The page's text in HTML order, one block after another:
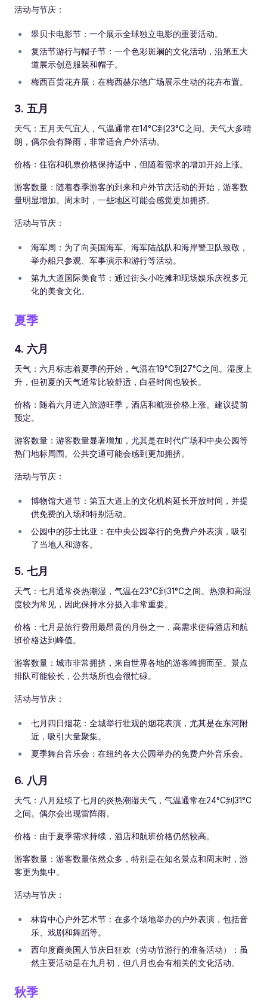
活动与节庆：
翠贝卡电影节：一个展示全球独立电影的重要活动。
复活节游行与帽子节：一个色彩斑斓的文化活动，沿第五大
道展示创意服装和帽子。
梅西百货花卉展：在梅西赫尔德广场展示生动的花卉布置。
3. 五月
天气：五月天气宜人，气温通常在14°C到23°C之间。天气大多晴
朗，偶尔会有降雨，非常适合户外活动。
价格：住宿和机票价格保持适中，但随着需求的增加开始上涨。
游客数量：随着春季游客的到来和户外节庆活动的开始，游客数
量明显增加。周末时，一些地区可能会感觉更加拥挤。
活动与节庆：
海军周：为了向美国海军、海军陆战队和海岸警卫队致敬，
举办船只参观、军事演示和游行等活动。
第九大道国际美食节：通过街头小吃摊和现场娱乐庆祝多元
化的美食文化。
夏季
4. 六月
天气：六月标志着夏季的开始，气温在19°C到27°C之间。湿度上
升，但初夏的天气通常比较舒适，白昼时间也较长。
价格：随着六月进入旅游旺季，酒店和航班价格上涨。建议提前
预定。
游客数量：游客数量显著增加，尤其是在时代广场和中央公园等
热门地标周围。公共交通可能会感到更加拥挤。
活动与节庆：
博物馆大道节：第五大道上的文化机构延长开放时间，并提
供免费的入场和特别活动。
公园中的莎士比亚：在中央公园举行的免费户外表演，吸引
了当地人和游客。
5. 七月
天气：七月通常炎热潮湿，气温在23°C到31°C之间。热浪和高湿
度较为常见，因此保持水分摄入非常重要。
价格：七月是旅行费用最昂贵的月份之一，高需求使得酒店和航
班价格达到峰值。
游客数量：城市非常拥挤，来自世界各地的游客蜂拥而至。景点
排队可能较长，公共场所也会很忙碌。
活动与节庆：
七月四日烟花：全城举行壮观的烟花表演，尤其是在东河附
近，吸引大量聚集。
夏季舞台音乐会：在纽约各大公园举办的免费户外音乐会。
6. 八月
天气：八月延续了七月的炎热潮湿天气，气温通常在24°C到31°C
之间。偶尔会出现雷阵雨。
价格：由于夏季需求持续，酒店和航班价格仍然较高。
游客数量：游客数量依然众多，特别是在知名景点和周末时，游
客更为集中。
活动与节庆：
林肯中心户外艺术节：在多个场地举办的户外表演，包括音
乐、戏剧和舞蹈等。
西印度裔美国人节庆日狂欢（劳动节游行的准备活动）：虽
然主要活动是在九月初，但八月也会有相关的文化活动。
秋季